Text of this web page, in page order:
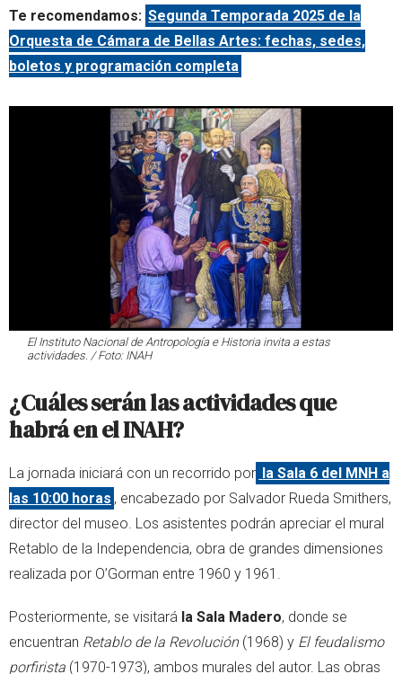
Te recomendamos: Segunda Temporada 2025 de la
Orquesta de Cámara de Bellas Artes: fechas, sedes,
boletos y programación completa
El Instituto Nacional de Antropología e Historia invita a estas
actividades. / Foto: INAH
¿Cuáles serán las actividades que
habrá en el INAH?
La jornada iniciará con un recorrido por la Sala 6 del MNH a
las 10:00 horas , encabezado por Salvador Rueda Smithers,
director del museo. Los asistentes podrán apreciar el mural
Retablo de la Independencia, obra de grandes dimensiones
realizada por O’Gorman entre 1960 y 1961.
Posteriormente, se visitará la Sala Madero, donde se
encuentran Retablo de la Revolución(1968) y El feudalismo
porfirista (1970-1973), ambos murales del autor. Las obras